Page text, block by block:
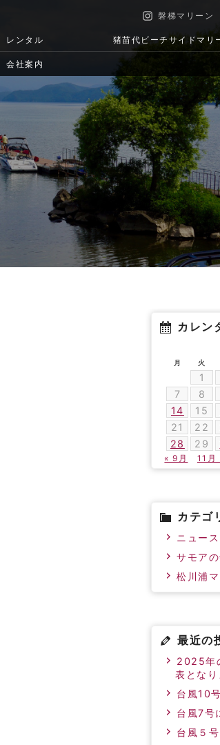
磐梯マリーン
レンタル 猪苗代ビーチサイドマリ
会社案内
カレン
月 火
1
7
8
14
15
21
22
28
29
« 9月 11月
カテゴ
ニュー
サモア
松川浦
最近の
2025年
表となり
台風10
台風7号
台風５